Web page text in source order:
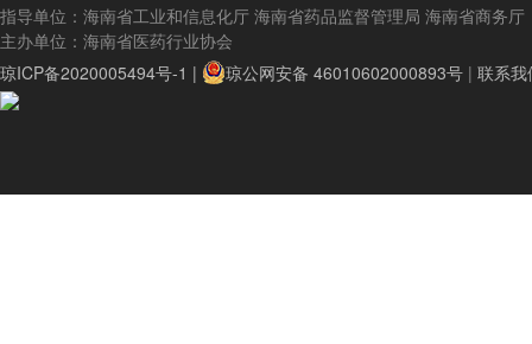
指导单位：海南省工业和信息化厅 海南省药品监督管理局 海南省商务厅
主办单位：海南省医药行业协会
琼ICP备2020005494号-1 |
琼公网安备 46010602000893号 | 联系我